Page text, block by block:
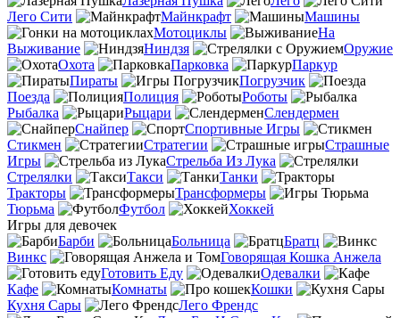
Лего Сити
Майнкрафт
Машины
Мотоциклы
На
Выживание
Ниндзя
Оружие
Охота
Парковка
Паркур
Пираты
Погрузчик
Поезда
Полиция
Роботы
Рыбалка
Рыцари
Слендермен
Снайпер
Спортивные Игры
Стикмен
Стратегии
Страшные
Игры
Стрельба Из Лука
Стрелялки
Такси
Танки
Тракторы
Трансформеры
Тюрьма
Футбол
Хоккей
Игры для девочек
Барби
Больница
Братц
Винкс
Говорящая Кошка Анжела
Готовить Еду
Одевалки
Кафе
Комнаты
Кошки
Кухня Сары
Лего Френдс